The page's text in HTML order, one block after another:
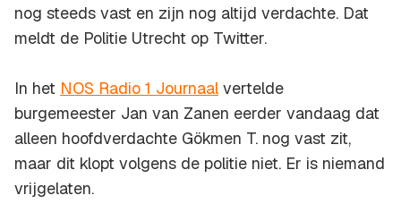
nog steeds vast en zijn nog altijd verdachte. Dat
meldt de Politie Utrecht op Twitter.
In het NOS Radio 1 Journaal vertelde
burgemeester Jan van Zanen eerder vandaag dat
alleen hoofdverdachte Gökmen T. nog vast zit,
maar dit klopt volgens de politie niet. Er is niemand
vrijgelaten.